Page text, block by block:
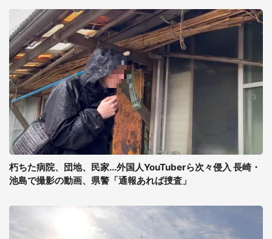
朽ちた病院、団地、民家...外国人YouTuberら次々侵入 長崎・
池島で撮影の動画、県警「通報あれば捜査」